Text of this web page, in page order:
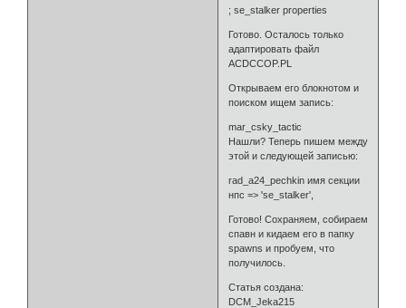
; se_stalker properties
Готово. Осталось только
адаптировать файл
ACDCCOP.PL
Открываем его блокнотом и
поиском ищем запись:
mar_csky_tactic
Нашли? Теперь пишем между
этой и следующей записью:
rad_a24_pechkin имя секции
нпс => 'se_stalker',
Готово! Сохраняем, собираем
спавн и кидаем его в папку
spawns и пробуем, что
получилось.
Статья создана:
DCM_Jeka215